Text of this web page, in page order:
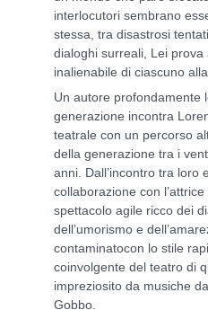
interlocutori sembrano
stessa, tra disastrosi
dialoghi surreali, Lei
inalienabile di ciascuno
Un autore profondamente
generazione incontra
teatrale con un percorso
della generazione tra i
anni. Dall’incontro tra loro
collaborazione con
spettacolo agile ricco dei
dell’umorismo e
contaminatocon lo stile
coinvolgente del teatro di
impreziosito da musiche
Gobbo.